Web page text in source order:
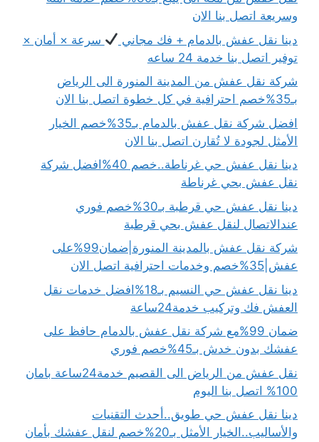
وسريعة اتصل بنا الان
دينا نقل عفش بالدمام + فك مجاني
سرعة × أمان ×
توفير اتصل بنا خدمة 24 ساعه
شركة نقل عفش من المدينة المنورة الى الرياض
بـ35%خصم احترافية في كل خطوة اتصل بنا الان
افضل شركة نقل عفش بالدمام بـ35%خصم الخيار
الأمثل لجودة لا تُقارن اتصل بنا الان
دينا نقل عفش حي غرناطة..خصم 40%افضل شركة
نقل عفش بحي غرناطة
دينا نقل عفش حي قرطبة بـ30%خصم فوري
عندالاتصال لنقل عفش بحي قرطبة
شركة نقل عفش بالمدينة المنورة|ضمان99%على
عفش|35%خصم وخدمات احترافية اتصل الان
دينا نقل عفش حي النسيم بـ18%افضل خدمات نقل
العفش فك وتركيب خدمة24ساعة
ضمان 99%مع شركة نقل عفش بالدمام حافظ على
عفشك بدون خدش بـ45%خصم فوري
نقل عفش من الرياض الى القصيم خدمة24ساعة بامان
100% اتصل بنا اليوم
دينا نقل عفش حي طويق..أحدث التقنيات
والأساليب..الخيار الأمثل بـ20%خصم لنقل عفشك بأمان